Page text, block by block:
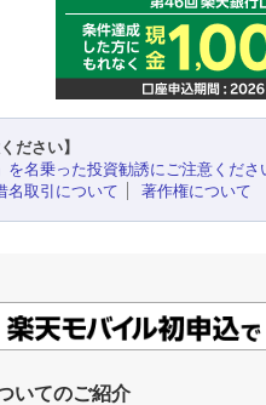
ださい】
を名乗った投資勧誘にご注意くださ
名取引について
著作権について
いてのご紹介